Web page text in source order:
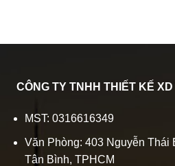
CÔNG TY TNHH THIẾT KẾ
MST: 0316616349
Văn Phòng: 403 Nguyễn Thái
Tân Bình, TPHCM